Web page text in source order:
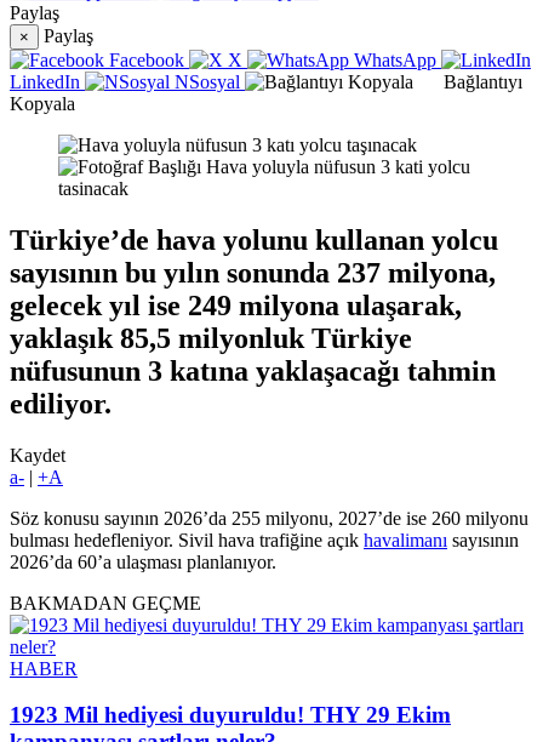
Paylaş
×
Paylaş
Facebook
X
WhatsApp
LinkedIn
NSosyal
Bağlantıyı
Kopyala
Hava yoluyla nüfusun 3 kati yolcu
tasinacak
Türkiye’de hava yolunu kullanan yolcu
sayısının bu yılın sonunda 237 milyona,
gelecek yıl ise 249 milyona ulaşarak,
yaklaşık 85,5 milyonluk Türkiye
nüfusunun 3 katına yaklaşacağı tahmin
ediliyor.
Kaydet
a- | +A
Söz konusu sayının 2026’da 255 milyonu, 2027’de ise 260 milyonu
bulması hedefleniyor. Sivil hava trafiğine açık havalimanı sayısının
2026’da 60’a ulaşması planlanıyor.
BAKMADAN GEÇME
HABER
1923 Mil hediyesi duyuruldu! THY 29 Ekim